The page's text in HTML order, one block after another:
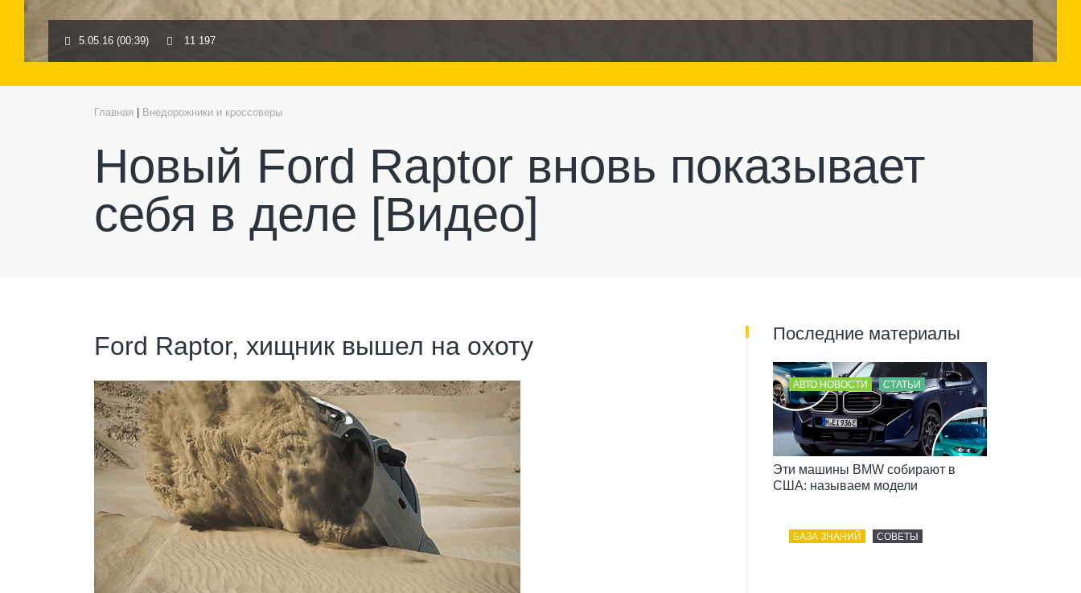
5.05.16 (00:39) 11 197
Главная Внедорожники и кроссоверы
Новый Ford Raptor вновь показывает
себя в деле [Видео]
Ford Raptor, хищник вышел на охоту Последние материалы
АВТО НОВОСТИ СТАТЬИ
Эти машины BMW собирают в
США: называем модели
БАЗА ЗНАНИЙ СОВЕТЫ